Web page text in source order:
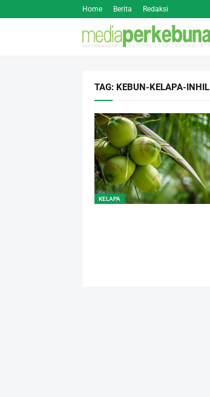
Home Berita Redaksi
TAG: KEBUN-KELAPA-INHIL
KELAPA